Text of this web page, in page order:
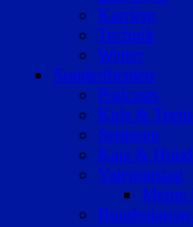
Karriere
Technik
Wetter
Sonderthemen
Podcasts
Kids &
Senioren
Katz & Hund
Valentinstag
Meine